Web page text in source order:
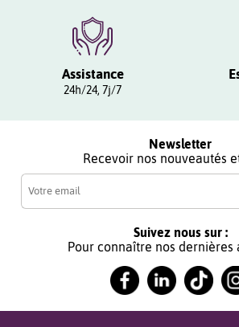
Assistance
24h/24, 7j/7
Newsletter
Recevoir nos nouveautés
Suivez nous sur :
Pour connaître nos dernières